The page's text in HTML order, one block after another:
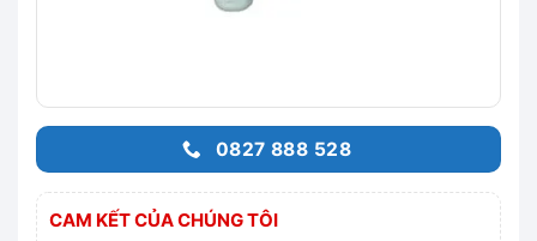
0827 888 528
CAM KẾT CỦA CHÚNG TÔI